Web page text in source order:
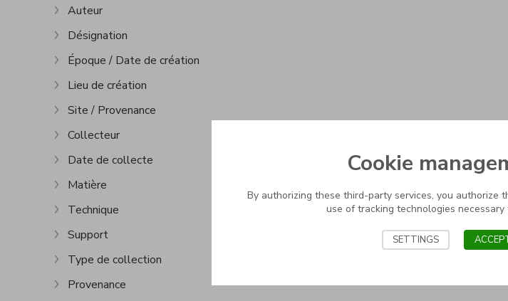
Show more
Auteur
Show more
Désignation
Show more
Époque / Date de création
Show more
Lieu de création
Show more
Site / Provenance
Show more
Collecteur
Show more
Date de collecte
Show more
Matière
Show more
Technique
Show more
Support
Show more
Type de collection
Show more
Provenance
Cookie
By authorizing these third-party services, you authorize
use of tracking technologies
SETTINGS